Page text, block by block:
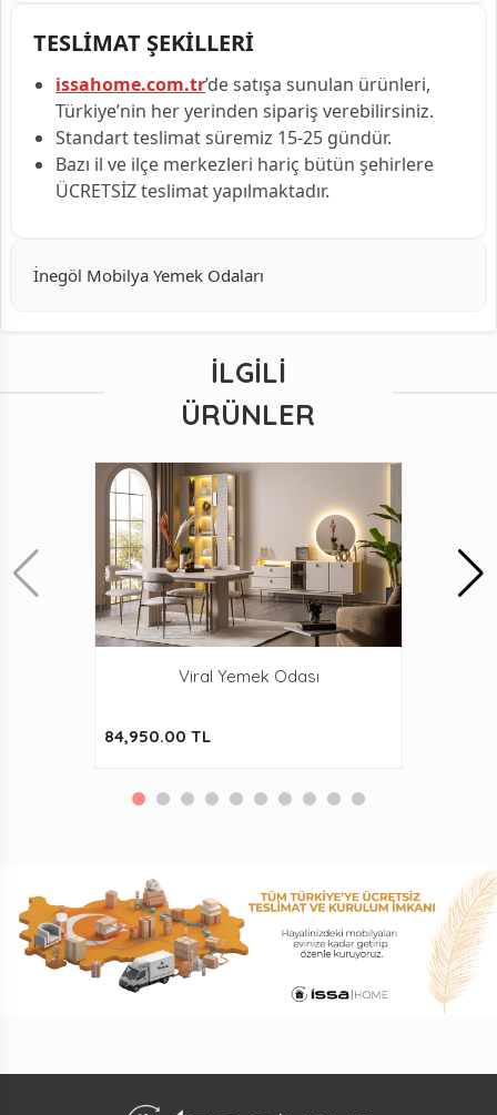
TESLİMAT ŞEKİLLERİ
issahome.com.tr’de satışa sunulan ürünleri,
Türkiye’nin her yerinden sipariş verebilirsiniz.
Standart teslimat süremiz 15-25 gündür.
Bazı il ve ilçe merkezleri hariç bütün şehirlere
ÜCRETSİZ teslimat yapılmaktadır.
İnegöl Mobilya Yemek Odaları
İLGILI
ÜRÜNLER
Viral Yemek Odası
84,950.00 TL